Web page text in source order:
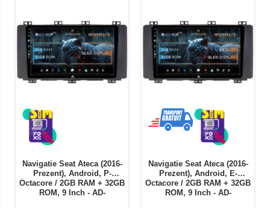
Navigatie Seat Ateca (2016-
Prezent), Android, P-
Octacore / 2GB RAM + 32GB
ROM, 9 Inch - AD-
Navigatie Seat Ateca (2016-
Prezent), Android, E-
Octacore / 2GB RAM + 32GB
ROM, 9 Inch - AD-